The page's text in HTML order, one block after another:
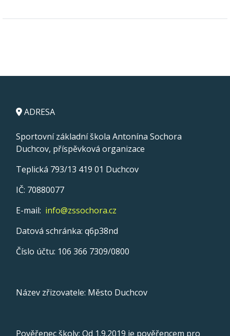
ADRESA
Sportovní základní škola Antonína Sochora
Duchcov, příspěvková organizace
Teplická 793/13 419 01 Duchcov
IČ: 70880077
E-mail: info@zssochora.cz
Datová schránka: q6p38nd
Číslo účtu: 106 366 7309/0800
Název zřizovatele: Město Duchcov
Pověřenec školy: Od 1.9.2019 je pověřencem pro